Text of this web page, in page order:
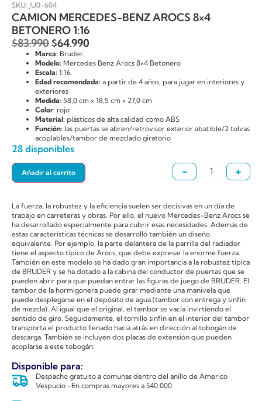
SKU: JU0-604
CAMION MERCEDES-BENZ AROCS 8×4
BETONERO 1:16
$83.990$64.990
Marca: Bruder.
Modelo: Mercedes Benz Arocs 8×4 Betonero
Escala: 1:16.
Edad recomendada: a partir de 4 años, para jugar en interiores y
exteriores
Medida: 58,0 cm × 18,5 cm × 27,0 cm
Color: rojo
Material: plásticos de alta calidad como ABS
Función: las puertas se abren/retrovisor exterior abatible/2 tolvas
acoplables/tambor de mezclado giratorio
28 disponibles
- +
Añadir al carrito
La fuerza, la robustez y la eficiencia suelen ser decisivas en un día de
trabajo en carreteras y obras. Por ello, el nuevo Mercedes-Benz Arocs se
ha desarrollado especialmente para cubrir esas necesidades. Además de
estas características técnicas se desarrolló también un diseño
equivalente. Por ejemplo, la parte delantera de la parrilla del radiador
tiene el aspecto típico de Arocs, que debe expresar la enorme fuerza.
También en este modelo se ha dado gran importancia a la robustez típica
de BRUDER y se ha dotado a la cabina del conductor de puertas que se
pueden abrir para que puedan entrar las figuras de juego de BRUDER. El
tambor de la hormigonera puede girar mediante una manivela que
puede desplegarse en el depósito de agua (tambor con entrega y sinfín
de mezcla). Al igual que el original, el tambor se vacía invirtiendo el
sentido de giro. Seguidamente, el tornillo sinfín en el interior del tambor
transporta el producto llenado hacia atrás en dirección al tobogán de
descarga. También se incluyen dos placas de extensión que pueden
acoplarse a este tobogán.
Disponible para:
Despacho gratuito a comunas dentro del anillo de Americo
Vespucio -En compras mayores a $40.000